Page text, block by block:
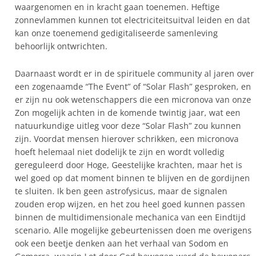
waargenomen en in kracht gaan toenemen. Heftige
zonnevlammen kunnen tot electriciteitsuitval leiden en dat
kan onze toenemend gedigitaliseerde samenleving
behoorlijk ontwrichten.
Daarnaast wordt er in de spirituele community al jaren over
een zogenaamde “The Event” of “Solar Flash” gesproken, en
er zijn nu ook wetenschappers die een micronova van onze
Zon mogelijk achten in de komende twintig jaar, wat een
natuurkundige uitleg voor deze “Solar Flash” zou kunnen
zijn. Voordat mensen hierover schrikken, een micronova
hoeft helemaal niet dodelijk te zijn en wordt volledig
gereguleerd door Hoge, Geestelijke krachten, maar het is
wel goed op dat moment binnen te blijven en de gordijnen
te sluiten. Ik ben geen astrofysicus, maar de signalen
zouden erop wijzen, en het zou heel goed kunnen passen
binnen de multidimensionale mechanica van een Eindtijd
scenario. Alle mogelijke gebeurtenissen doen me overigens
ook een beetje denken aan het verhaal van Sodom en